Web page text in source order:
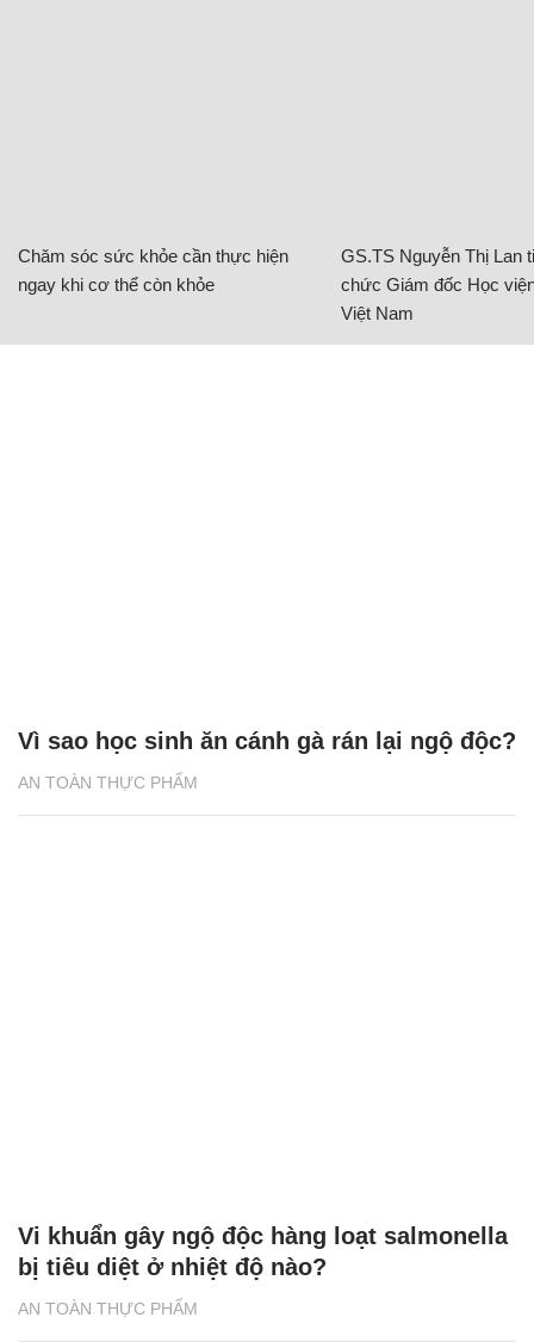
Chăm sóc sức khỏe cần thực hiện
ngay khi cơ thể còn khỏe
GS.TS Nguyễn Thị Lan
chức Giám đốc Học
Việt Nam
AN TOÀN THỰC PHẨM
Vì sao học sinh ăn cánh gà rán lại ngộ độc?
AN TOÀN THỰC PHẨM
Vi khuẩn gây ngộ độc hàng loạt salmonella
bị tiêu diệt ở nhiệt độ nào?